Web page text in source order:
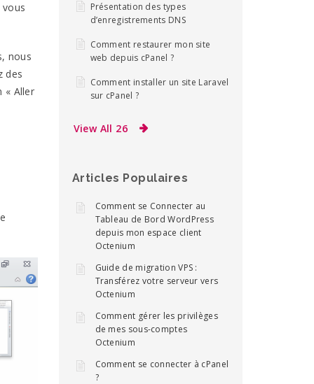
nous
des
« Aller
Présentation des types
d’enregistrements DNS
Comment restaurer mon site
web depuis cPanel ?
Comment installer un site Laravel
sur cPanel ?
View All 26
Articles Populaires
Comment se Connecter au
Tableau de Bord WordPress
depuis mon espace client
Octenium
Guide de migration VPS :
Transférez votre serveur vers
Octenium
Comment gérer les privilèges
de mes sous-comptes
Octenium
Comment se connecter à cPanel
?